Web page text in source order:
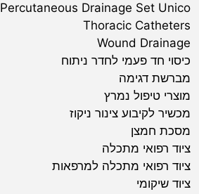
Percutaneous Drainage Set Unico
Thoracic Catheters
Wound Drainage
כיסוי חד פעמי לחדר ניתוח
מברשת דגימה
מוצרי טיפול נמרץ
מכשיר לקיבוע צינור ניקוז
מסכת חמצן
ציוד רפואי מתכלה
ציוד רפואי מתכלה למרפאות
ציוד שיקומי